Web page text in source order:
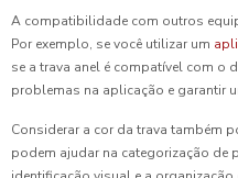
A compatibilidade com outros
Por exemplo, se você utilizar um
se a trava anel é compatível com o
problemas na aplicação e garantir
Considerar a cor da trava também
podem ajudar na categorização